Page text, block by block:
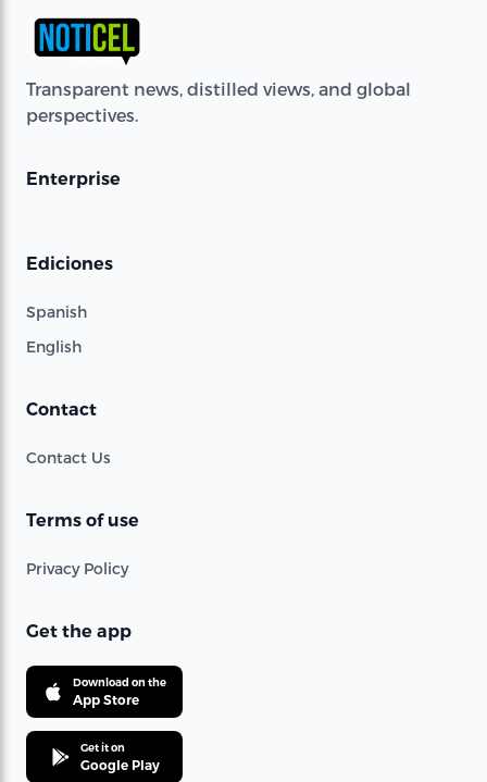
Transparent news, distilled views, and global
perspectives.
Enterprise
Ediciones
Spanish
English
Contact
Contact Us
Terms of use
Privacy Policy
Get the app
Download on the
App Store
Get it on
Google Play